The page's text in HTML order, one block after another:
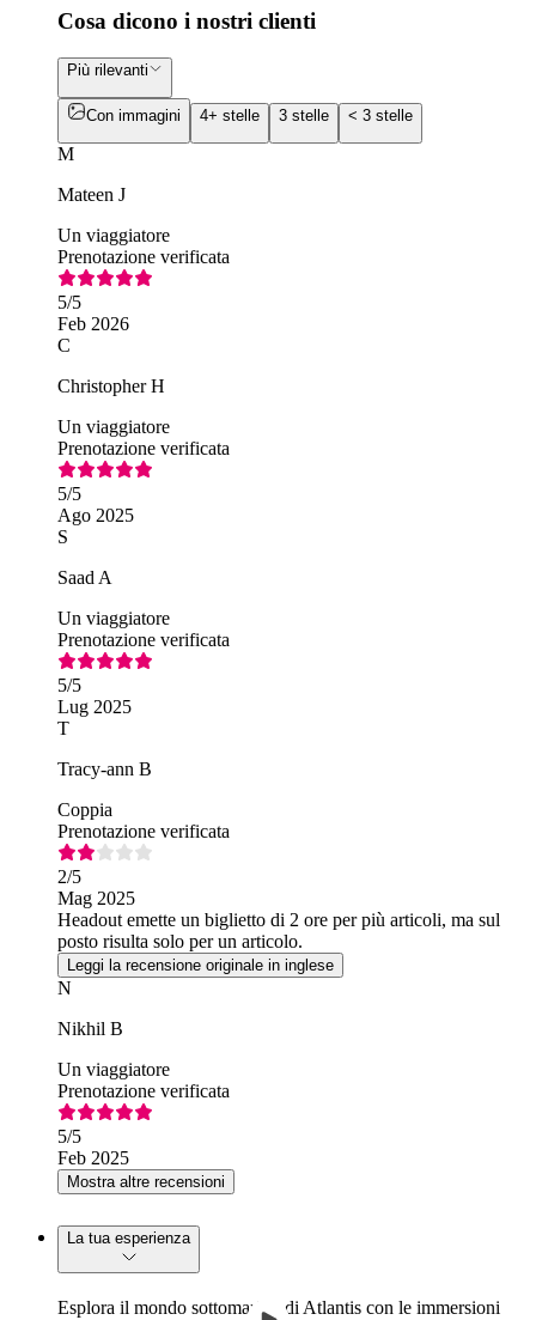
Cosa dicono i nostri clienti
Più rilevanti
Con immagini 4+ stelle 3 stelle < 3 stelle
M
Mateen J
Un viaggiatore
Prenotazione verificata
5/5
Feb 2026
C
Christopher H
Un viaggiatore
Prenotazione verificata
5/5
Ago 2025
S
Saad A
Un viaggiatore
Prenotazione verificata
5/5
Lug 2025
T
Tracy-ann B
Coppia
Prenotazione verificata
2/5
Mag 2025
Headout emette un biglietto di 2 ore per più articoli, ma sul
posto risulta solo per un articolo.
Leggi la recensione originale in inglese
N
Nikhil B
Un viaggiatore
Prenotazione verificata
5/5
Feb 2025
Mostra altre recensioni
La tua esperienza
Esplora il mondo sottomarino di Atlantis con le immersioni